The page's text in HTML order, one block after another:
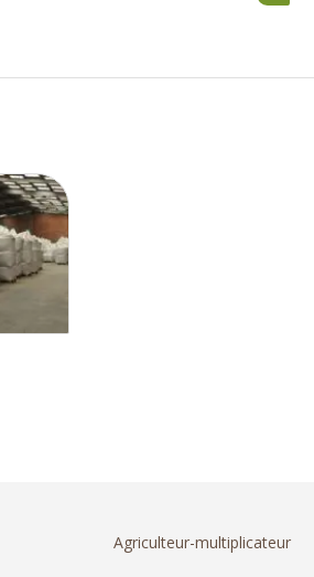
Agriculteur-multiplicateur